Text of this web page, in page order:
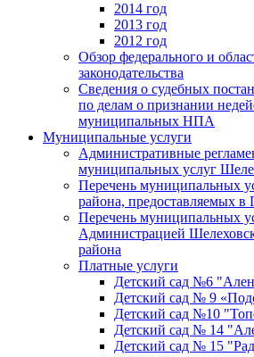
2014 год
2013 год
2012 год
Обзор федерального и
законодательства
Сведения о судебных
по делам о признании
муниципальных НПА
Муниципальные услуги
Административные
муниципальных услуг
Перечень муниципальных
района,
Перечень муниципальных
Администрацией
района
Платные услуги
Детский сад №6
Детский сад № 9
Детский сад №10
Детский сад № 14
Детский сад № 15